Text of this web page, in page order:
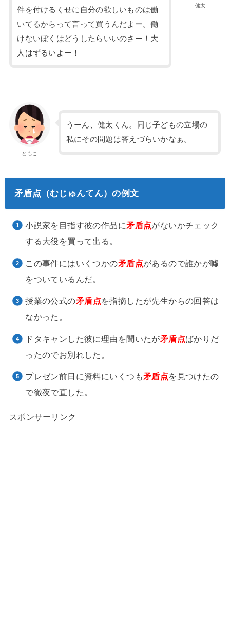
健太
件を付けるくせに自分の欲しいものは働
いてるからって言って買うんだよー。働
けないぼくはどうしたらいいのさー！大
人はずるいよー！
ともこ
うーん、健太くん。同じ子どもの立場の
私にその問題は答えづらいかなぁ。
矛盾点（むじゅんてん）の例文
小説家を目指す彼の作品に矛盾点がないかチェック
する大役を買って出る。
この事件にはいくつかの矛盾点があるので誰かが噓
をついているんだ。
授業の公式の矛盾点を指摘したが先生からの回答は
なかった。
ドタキャンした彼に理由を聞いたが矛盾点ばかりだ
ったのでお別れした。
プレゼン前日に資料にいくつも矛盾点を見つけたの
で徹夜で直した。
スポンサーリンク